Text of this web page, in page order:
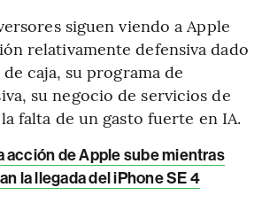
siguen viendo a Apple
relativamente defensiva dado
caja, su programa de
su negocio de servicios de
falta de un gasto fuerte en IA.
acción de Apple sube mientras
la llegada del iPhone SE 4